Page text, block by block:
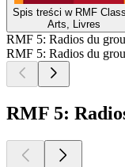
Spis treści w RMF
Arts, Livres
RMF 5: Radios du
RMF 5: Radios du
RMF 5: